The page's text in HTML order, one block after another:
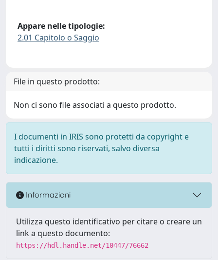
Appare nelle tipologie:
2.01 Capitolo o Saggio
File in questo prodotto:
Non ci sono file associati a questo prodotto.
I documenti in IRIS sono protetti da copyright e
tutti i diritti sono riservati, salvo diversa
indicazione.
Informazioni
Utilizza questo identificativo per citare o creare un
link a questo documento:
https://hdl.handle.net/10447/76662